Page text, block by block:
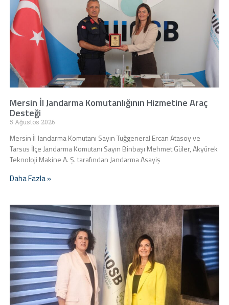
Mersin İl Jandarma Komutanlığının Hizmetine Araç
Desteği
5 Ağustos 2026
Mersin İl Jandarma Komutanı Sayın Tuğgeneral Ercan Atasoy ve
Tarsus İlçe Jandarma Komutanı Sayın Binbaşı Mehmet Güler, Akyürek
Teknoloji Makine A. Ş. tarafından Jandarma Asayiş
Daha Fazla »